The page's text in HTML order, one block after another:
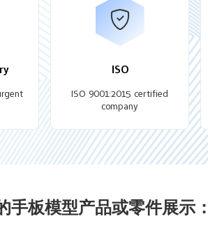
ISO
ISO 9001:2015 certified
company
手板模型产品或零件展示：